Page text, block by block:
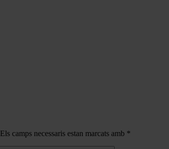
Els camps necessaris estan marcats amb *